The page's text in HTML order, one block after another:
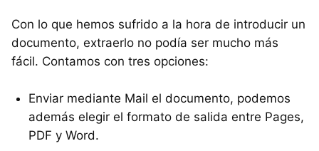
Con lo que hemos sufrido a la hora de introducir un
documento, extraerlo no podía ser mucho más
fácil. Contamos con tres opciones:
Enviar mediante Mail el documento, podemos
además elegir el formato de salida entre Pages,
PDF y Word.